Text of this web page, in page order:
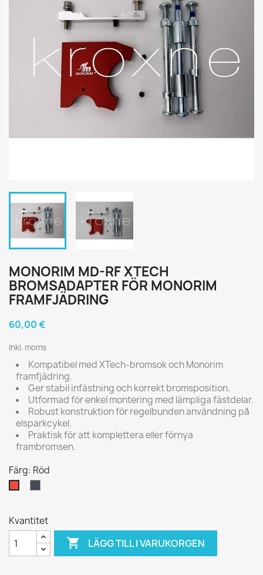
MONORIM MD-RF XTECH
BROMSADAPTER FÖR MONORIM
FRAMFJÄDRING
60,00 €
Inkl. moms
Kompatibel med XTech-bromsok och Monorim
framfjädring.
Ger stabil infästning och korrekt bromsposition.
Utformad för enkel montering med lämpliga fästdelar.
Robust konstruktion för regelbunden användning på
elsparkcykel.
Praktisk för att komplettera eller förnya
frambromsen.
Färg: Röd
Kvantitet
 LÄGG TILL I VARUKORGEN